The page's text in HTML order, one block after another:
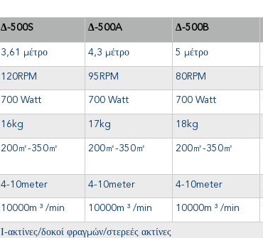
Δ-500S Δ-500A Δ-500B
3,61 μέτρο 4,3 μέτρο 5 μέτρο
120RPM 95RPM 80RPM
700 Watt 700 Watt 700 Watt
16kg 17kg 18kg
200㎡-350㎡ 200㎡-350㎡ 200㎡-350㎡
4-10meter 4-10meter 4-10meter
10000m ³ /min 10000m ³ /min 10000m ³ /min
Ι-ακτίνες/δοκοί φραγμών/στερεές ακτίνες